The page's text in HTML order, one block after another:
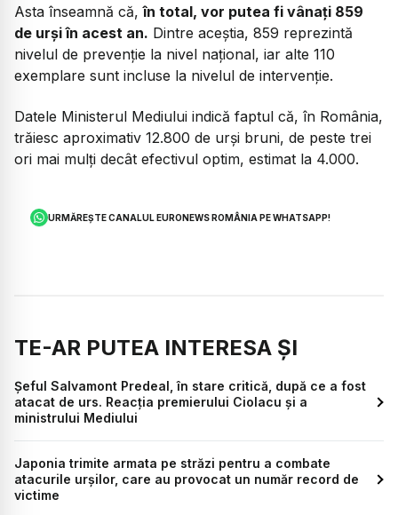
Asta înseamnă că,în total, vor putea fi vânați 859
de urși în acest an. Dintre aceștia, 859 reprezintă
nivelul de prevenție la nivel național, iar alte 110
exemplare sunt incluse la nivelul de intervenție.
Datele Ministerul Mediului indică faptul că, în România,
trăiesc aproximativ 12.800 de urși bruni, de peste trei
ori mai mulți decât efectivul optim, estimat la 4.000.
URMĂREȘTE CANALUL EURONEWS ROMÂNIA PE WHATSAPP!
TE-AR PUTEA INTERESA ȘI
Șeful Salvamont Predeal, în stare critică, după ce a fost
atacat de urs. Reacția premierului Ciolacu și a
ministrului Mediului
Japonia trimite armata pe străzi pentru a combate
atacurile urșilor, care au provocat un număr record de
victime